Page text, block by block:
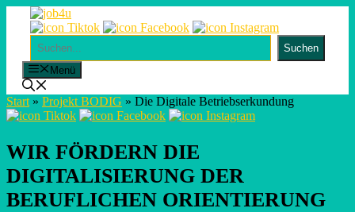
contentSuchen
Suchen
Menü
Start » Projekt BODIG » Die Digitale Betriebserkundung
WIR FÖRDERN DIE
DIGITALISIERUNG DER
BERUFLICHEN ORIENTIERUNG